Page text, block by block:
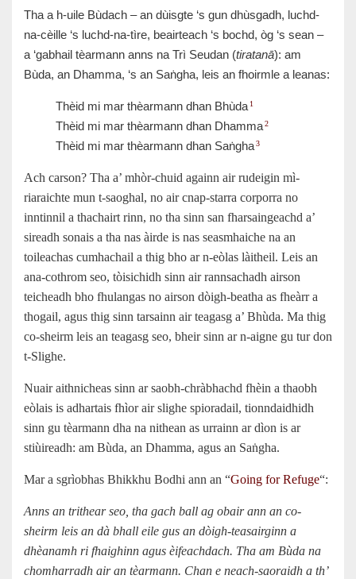
Tha a h-uile Bùdach – an dùisgte ‘s gun dhùsgadh, luchd-
na-cèille ‘s luchd-na-tìre, beairteach ‘s bochd, òg ‘s sean –
a ‘gabhail tèarmann anns na Trì Seudan (tiratanā): am
Bùda, an Dhamma, ‘s an Saṅgha, leis an fhoirmle a leanas:
Thèid mi mar thèarmann dhan Bhùda 1
Thèid mi mar thèarmann dhan Dhamma2
Thèid mi mar thèarmann dhan Saṅgha3
Ach carson? Tha a’ mhòr-chuid againn air rudeigin mì-
riaraichte mun t-saoghal, no air cnap-starra corporra no
inntinnil a thachairt rinn, no tha sinn san fharsaingeachd a’
sireadh sonais a tha nas àirde is nas seasmhaiche na an
toileachas cumhachail a thig bho ar n-eòlas làitheil. Leis an
ana-cothrom seo, tòisichidh sinn air rannsachadh airson
teicheadh bho fhulangas no airson dòigh-beatha as fheàrr a
thogail, agus thig sinn tarsainn air teagasg a’ Bhùda. Ma thig
co-sheirm leis an teagasg seo, bheir sinn ar n-aigne gu tur don
t-Slighe.
Nuair aithnicheas sinn ar saobh-chràbhachd fhèin a thaobh
eòlais is adhartais fhìor air slighe spioradail, tionndaidhidh
sinn gu tèarmann dha na nithean as urrainn ar dìon is ar
stiùireadh: am Bùda, an Dhamma, agus an Saṅgha.
Mar a sgrìobhas Bhikkhu Bodhi ann an “Going for Refuge“:
Anns an trithear seo, tha gach ball ag obair ann an co-
sheirm leis an dà bhall eile gus an dòigh-teasairginn a
dhèanamh ri fhaighinn agus èifeachdach. Tha am Bùda na
chomharradh air an tèarmann. Chan e neach-saoraidh a th’